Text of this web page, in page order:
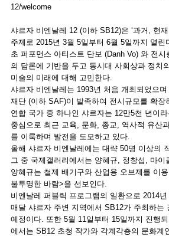
12/welcome
샤르자 비엔날레 12 (이하 SB12)은 ‘과거, 현
주제로 2015년 3월 5일부터 6월 5일까지 열린
초 퍼포먼스 아티스트 단보 (Danh Vo) 와 전
의 담론에 기반을 두고 동시대 사회상과 정치
미술의 미래에 대해 고민한다.
샤르자 비엔날레는 1993년 처음 개최되었으
재단 (이하 SAF)이 발족하여 전시규모를 확장
연합 국가 중 하나인 샤르자는 12만5천 년이
중심으로 최근 교육, 문화, 종교, 역사적 유산
를 이룩하며 발전을 도모하고 있다.
올해 샤르자 비엔날레에는 대략 50명 이상의
그 중 국제갤러리에서는 양혜규, 정창섭, 마이
양혜규는 철제 배기구와 산업용 오브제를 이
불투명한 바람>을 선보인다.
비엔날레 퍼블릭 프로그램의 일환으로 2014
매달 샤르자 주변 지역에서 SB12가 주최하는
예정이다. 또한 5월 11일부터 15일까지 진행
에서는 SB12 초청 작가와 각계각층의 문화계